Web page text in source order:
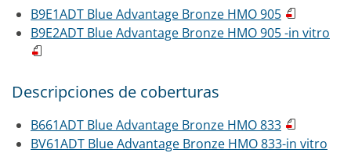
B9E1ADT Blue Advantage Bronze HMO 905
B9E2ADT Blue Advantage Bronze HMO 905 -in vitro
Descripciones de coberturas
B661ADT Blue Advantage Bronze HMO 833
BV61ADT Blue Advantage Bronze HMO 833-in vitro